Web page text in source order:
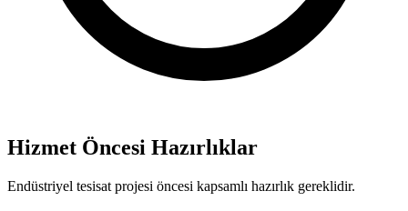
Hizmet Öncesi Hazırlıklar
Endüstriyel tesisat projesi öncesi kapsamlı hazırlık gereklidir.